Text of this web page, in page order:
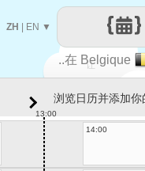
让
..在 Belgique
ZH EN ▼
浏览日历并添加你
13:00
14:00